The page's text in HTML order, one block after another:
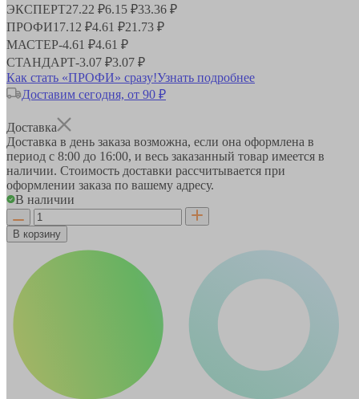
ЭКСПЕРТ27.22 ₽6.15 ₽33.36 ₽
ПРОФИ17.12 ₽4.61 ₽21.73 ₽
МАСТЕР-4.61 ₽4.61 ₽
СТАНДАРТ-3.07 ₽3.07 ₽
Как стать «ПРОФИ» сразу!Узнать подробнее
Доставим сегодня, от 90 ₽
Доставка
Доставка в день заказа возможна, если она оформлена в
период с 8:00 до 16:00, и весь заказанный товар имеется в
наличии. Стоимость доставки рассчитывается при
оформлении заказа по вашему адресу.
В наличии
В корзину